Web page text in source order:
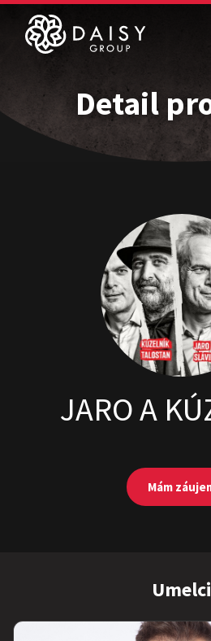
Detail
JARO A
Mám
Umelci